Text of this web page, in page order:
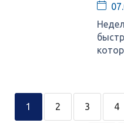
1 2 3 4